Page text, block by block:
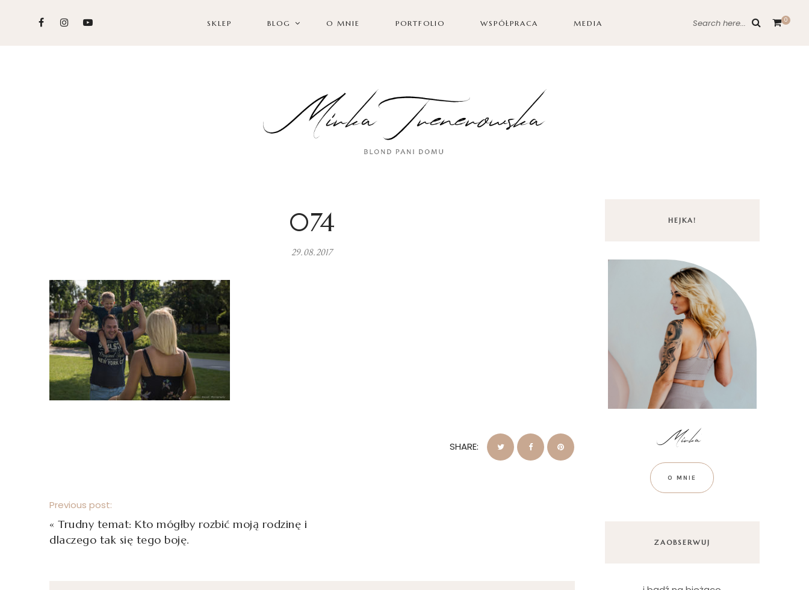
SKLEP BLOG O MNIE PORTFOLIO WSPÓŁPRACA MEDIA Search here... 0
074
29.08.2017
SHARE:
Previous post:
« Trudny temat: Kto mógłby rozbić moją rodzinę i
dlaczego tak się tego boję.
HEJKA!
O MNIE
ZAOBSERWUJ